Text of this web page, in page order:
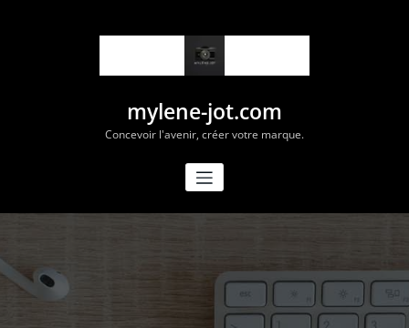
mylene-jot.com
Concevoir l'avenir, créer votre marque.